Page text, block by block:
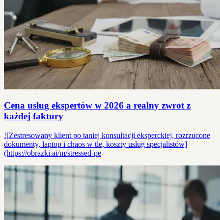
Cena usług ekspertów w 2026 a realny zwrot z
każdej faktury
![Zestresowany klient po taniej konsultacji eksperckiej, rozrzucone
dokumenty, laptop i chaos w tle, koszty usług specjalistów]
(https://obrazki.ai/m/stressed-pe